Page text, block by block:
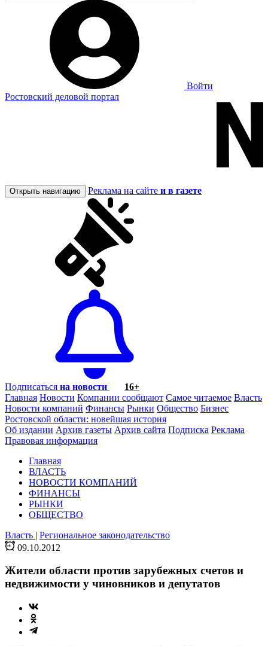
Войти
Ростовский деловой портал
Открыть навигацию Реклама на сайте и в газете
Подписаться на новости
16+
Главная Новости Компании сообщают Самое читаемое Власть
Новости компаний Финансы Рынки Общество Бизнес
Ростовской области: новейшая история
Об издании Архив газеты Архив сайта Подписка Реклама
Правовая информация
Главная
ВЛАСТЬ
НОВОСТИ КОМПАНИЙ
ФИНАНСЫ
РЫНКИ
ОБЩЕСТВО
Власть | Региональное законодательство
09.10.2012
Жители области против зарубежных счетов и
недвижимости у чиновников и депутатов